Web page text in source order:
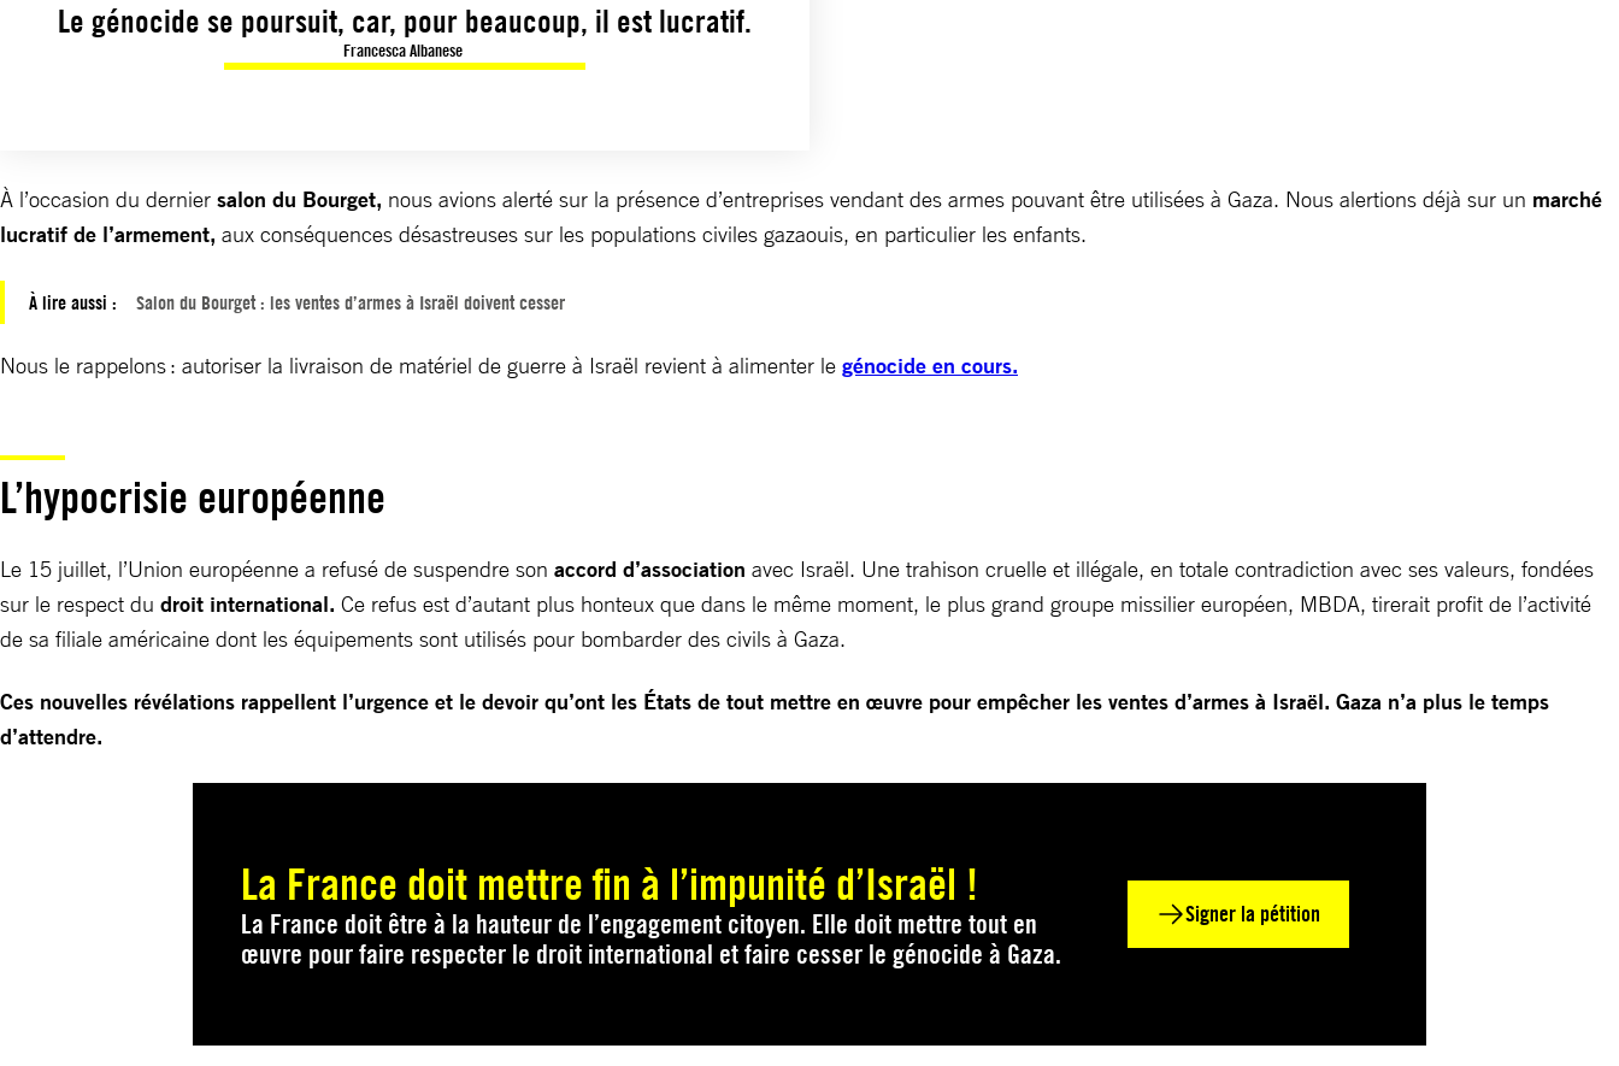
Le génocide se poursuit, car, pour beaucoup, il est lucratif.
Francesca Albanese
À l’occasion du dernier salon du Bourget, nous avions alerté sur la présence d’entreprises vendant des armes pouvant être utilisées à Gaza. Nous alertions déjà sur un marché
lucratif de l’armement, aux conséquences désastreuses sur les populations civiles gazaouis, en particulier les enfants.
À lire aussi : Salon du Bourget : les ventes d’armes à Israël doivent cesser
Nous le rappelons : autoriser la livraison de matériel de guerre à Israël revient à alimenter le génocide en cours.
L’hypocrisie européenne
Le 15 juillet, l’Union européenne a refusé de suspendre son accord d’association avec Israël. Une trahison cruelle et illégale, en totale contradiction avec ses valeurs, fondées
sur le respect du droit international. Ce refus est d’autant plus honteux que dans le même moment, le plus grand groupe missilier européen, MBDA, tirerait profit de l’activité
de sa filiale américaine dont les équipements sont utilisés pour bombarder des civils à Gaza.
Ces nouvelles révélations rappellent l’urgence et le devoir qu’ont les États de tout mettre en œuvre pour empêcher les ventes d’armes à Israël. Gaza n’a plus le temps
d’attendre.
La France doit mettre fin à l’impunité d’Israël !
La France doit être à la hauteur de l’engagement citoyen. Elle doit mettre tout en
œuvre pour faire respecter le droit international et faire cesser le génocide à Gaza.
Signer la pétition